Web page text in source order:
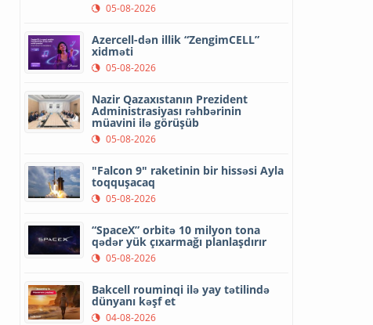
05-08-2026
Azercell-dən illik “ZengimCELL”
xidməti
05-08-2026
Nazir Qazaxıstanın Prezident
Administrasiyası rəhbərinin
müavini ilə görüşüb
05-08-2026
"Falcon 9" raketinin bir hissəsi Ayla
toqquşacaq
05-08-2026
“SpaceX” orbitə 10 milyon tona
qədər yük çıxarmağı planlaşdırır
05-08-2026
Bakcell rouminqi ilə yay tətilində
dünyanı kəşf et
04-08-2026